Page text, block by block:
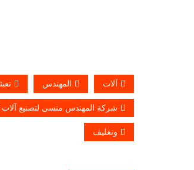
آلات المهندس
شركة المهندس منسى لتصنيع آلات
وتغليف